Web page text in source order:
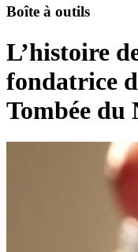
Boîte à outils
L’histoire
fondatrice
Tombée du